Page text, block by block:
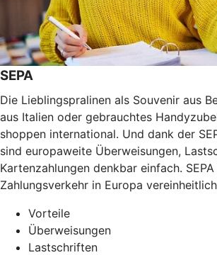
SEPA
Die Lieblingspralinen als Souvenir aus
aus Italien oder gebrauchtes
shoppen international. Und dank der
sind europaweite Überweisungen,
Kartenzahlungen denkbar einfach.
Zahlungsverkehr in Europa
Vorteile
Überweisungen
Lastschriften